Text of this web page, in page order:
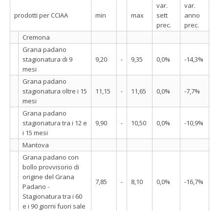
prodotti per CCIAA min max
var.
sett
prec.
var.
anno
prec.
Cremona
Grana padano
stagionatura di 9
mesi
9,20 - 9,35 0,0% -14,3%
Grana padano
stagionatura oltre i 15
mesi
11,15 - 11,65 0,0% -7,7%
Grana padano
stagionatura tra i 12 e
i 15 mesi
9,90 - 10,50 0,0% -10,9%
Mantova
Grana padano con
bollo provvisorio di
origine del Grana
Padano -
Stagionatura tra i 60
e i 90 giorni fuori sale
7,85 - 8,10 0,0% -16,7%